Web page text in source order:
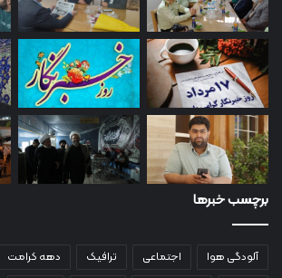
برچسب خبرها
آلودگی هوا اجتماعی ترافیک دهه کرامت